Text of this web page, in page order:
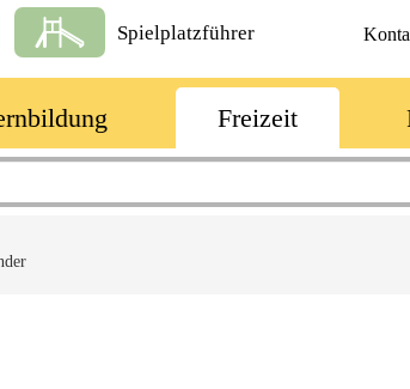
Spielplatzführer
Freizeit